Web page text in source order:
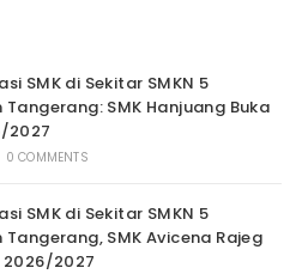
SMK di Sekitar SMKN 5
SMK Hanjuang Buka
2027
0 COMMENTS
SMK di Sekitar SMKN 5
SMK Avicena Rajeg
2026/2027